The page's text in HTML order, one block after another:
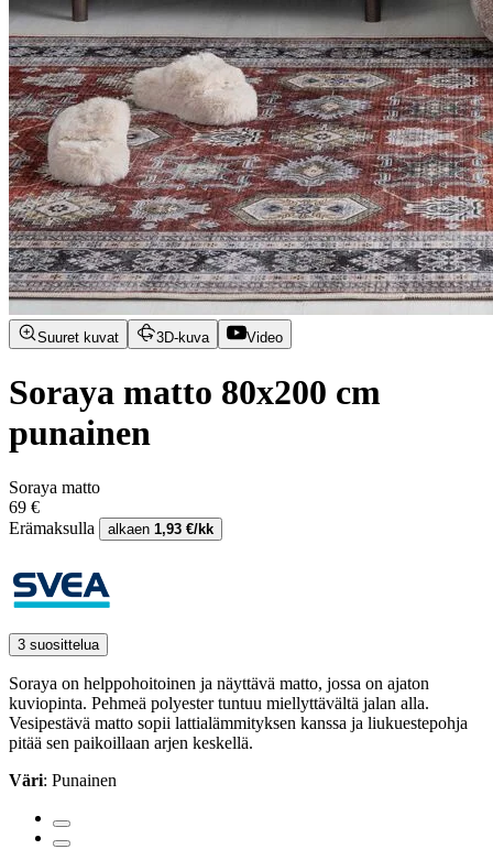
Suuret kuvat 3D-kuva Video
Soraya matto 80x200 cm
punainen
Soraya matto
69 €
Erämaksulla
alkaen 1,93 €/kk
3 suosittelua
Soraya on helppohoitoinen ja näyttävä matto, jossa on ajaton
kuviopinta. Pehmeä polyester tuntuu miellyttävältä jalan alla.
Vesipestävä matto sopii lattialämmityksen kanssa ja liukuestepohja
pitää sen paikoillaan arjen keskellä.
Väri: Punainen